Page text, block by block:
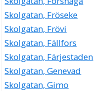
Skolgatan, Fröseke
Skolgatan, Frövi
Skolgatan, Fällfors
Skolgatan, Färjestaden
Skolgatan, Genevad
Skolgatan, Gimo